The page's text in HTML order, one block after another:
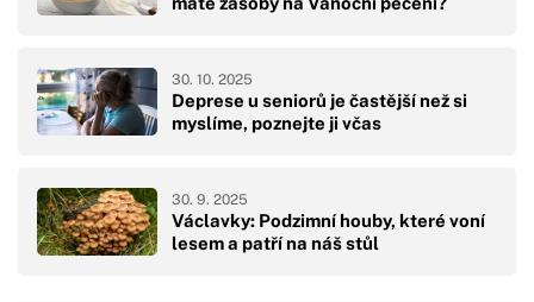
Deprese u seniorů je častější než si
myslíme, poznejte ji včas
30. 10. 2025
Václavky: Podzimní houby, které voní
lesem a patří na náš stůl
30. 9. 2025